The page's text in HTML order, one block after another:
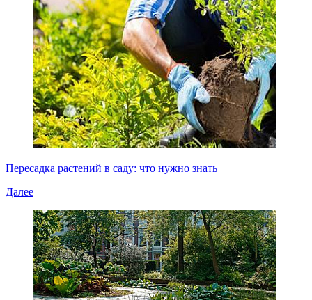
Пересадка растений в саду: что нужно знать
Далее